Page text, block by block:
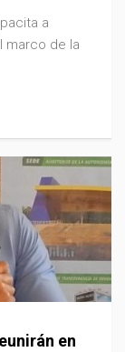
a
marco de la
en